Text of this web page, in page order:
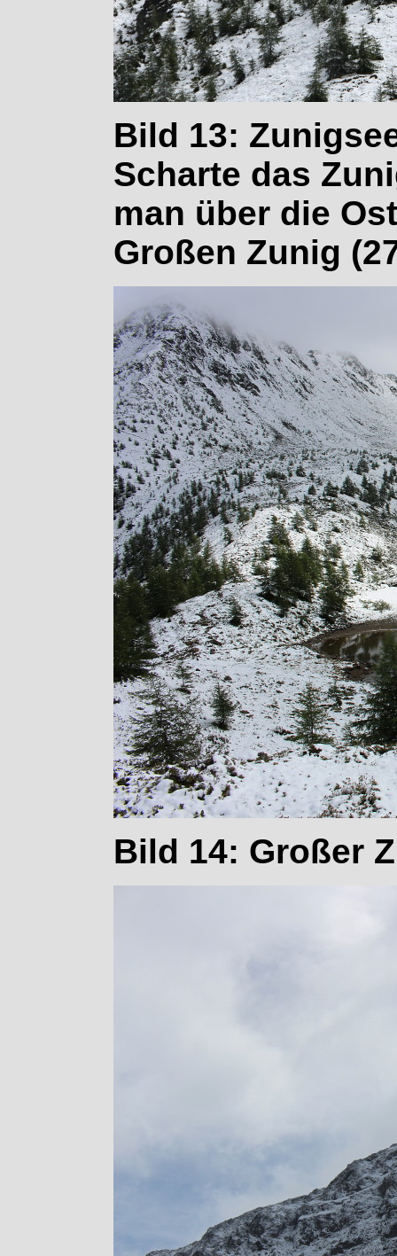
Bild 13:
Scharte das
man über die
Großen Zunig
Bild 14: Großer